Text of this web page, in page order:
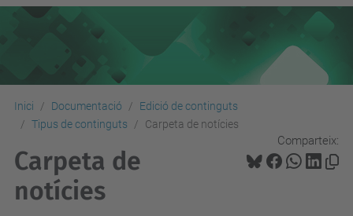
Inici Documentació
Edició de continguts
Tipus de continguts
Carpeta de notícies
Comparteix:
Carpeta de
notícies